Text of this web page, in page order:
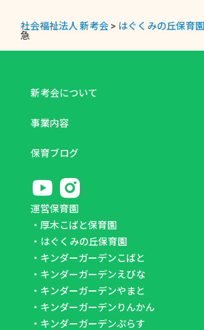
社会福祉法人 新考会 > はぐくみの丘保育園
急
新考会について
事業内容
保育ブログ
運営保育園
・ 厚木こばと保育園
・ はぐくみの丘保育園
・ キンダーガーデンこばと
・ キンダーガーデンえびな
・ キンダーガーデンやまと
・ キンダーガーデンりんかん
・ キンダーガーデンぷらす